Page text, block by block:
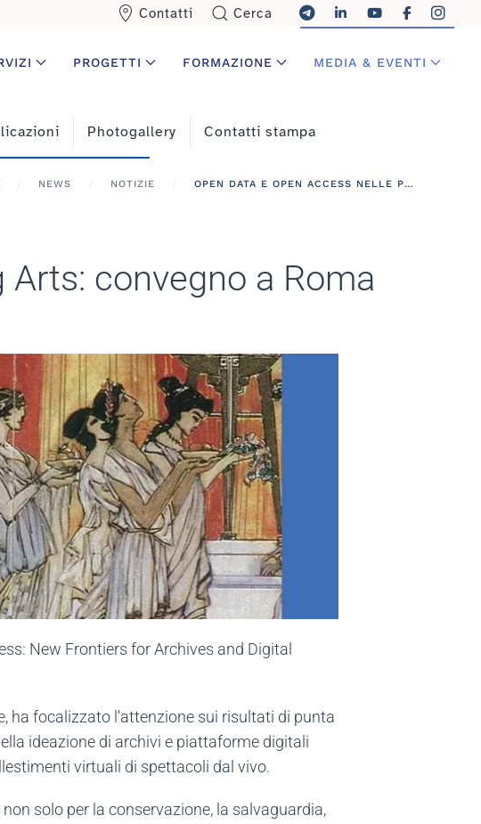
Contatti Cerca
PROGETTI FORMAZIONE MEDIA & EVENTI
Photogallery Contatti stampa
NEWS NOTIZIE OPEN DATA E OPEN ACCESS NELLE PERFORMING ARTS: CONVEGNO A ROMA
convegno a Roma
New Frontiers for Archives and Digital
ha focalizzato l'attenzione sui risultati di punta
ideazione di archivi e piattaforme digitali
virtuali di spettacoli dal vivo.
solo per la conservazione, la salvaguardia,